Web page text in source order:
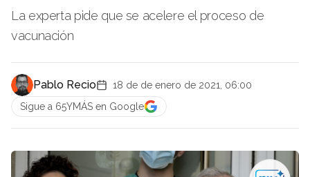
La experta pide que se acelere el proceso de
vacunación
Pablo Recio
18 de de enero de 2021, 06:00
Sigue a 65YMÁS en Google